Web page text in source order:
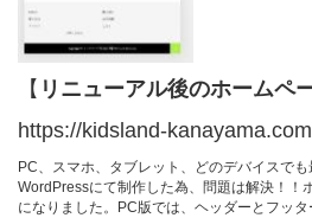
【 リニューアル後のホームペ
https://kidsland-
PC、スマホ、タブレット、どのデバイスで
WordPressにて制作した為、 問題は解決！！
になりました。
PC版では、ヘッダーとフッ